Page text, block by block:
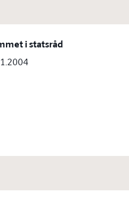
i statsråd